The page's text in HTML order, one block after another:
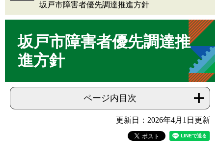
坂戸市障害者優先調達推進方針
坂戸市障害者優先調達推
進方針
ページ内目次
更新日：2026年4月1日更新